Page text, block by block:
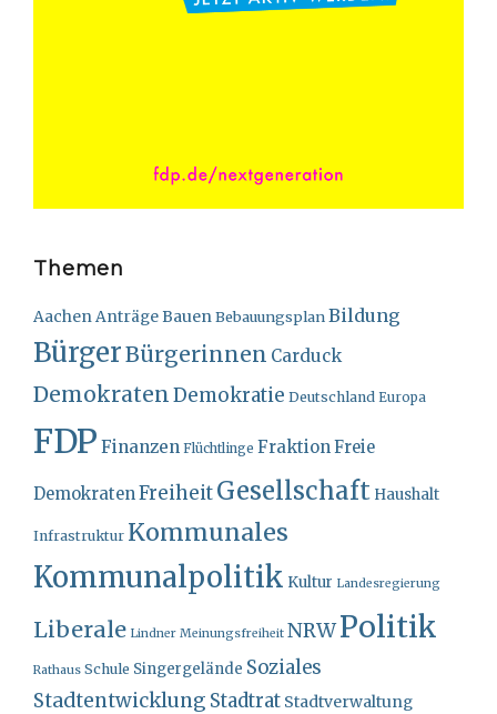
Themen
AachenAnträgeBauenBebauungsplanBildung
BürgerBürgerinnen Carduck
Demokraten Demokratie Deutschland Europa
FDP Finanzen Flüchtlinge Fraktion Freie
Demokraten FreiheitGesellschaft Haushalt
Infrastruktur Kommunales
Kommunalpolitik Kultur Landesregierung
Liberale Lindner Meinungsfreiheit NRWPolitik
Rathaus Schule Singergelände Soziales
Stadtentwicklung Stadtrat Stadtverwaltung